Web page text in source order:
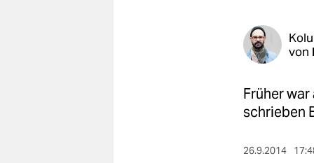
von
Früher
schrieben
26.9.2014